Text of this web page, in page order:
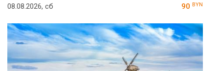
08.08.2026, сб 90 BYN